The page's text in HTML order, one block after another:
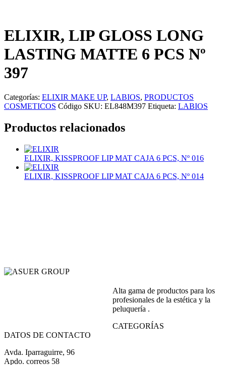
ELIXIR, LIP GLOSS LONG
LASTING MATTE 6 PCS Nº
397
Categorías: ELIXIR MAKE UP, LABIOS, PRODUCTOS
COSMETICOS Código SKU: EL848M397 Etiqueta: LABIOS
Productos relacionados
ELIXIR, KISSPROOF LIP MAT CAJA 6 PCS, Nº 016
ELIXIR, KISSPROOF LIP MAT CAJA 6 PCS, Nº 014
Alta gama de productos para los
profesionales de la estética y la
peluquería .
CATEGORÍAS
DATOS DE CONTACTO
Avda. Iparraguirre, 96
Apdo. correos 58